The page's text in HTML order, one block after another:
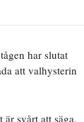
har slutat
att valhysterin
svårt att säga.